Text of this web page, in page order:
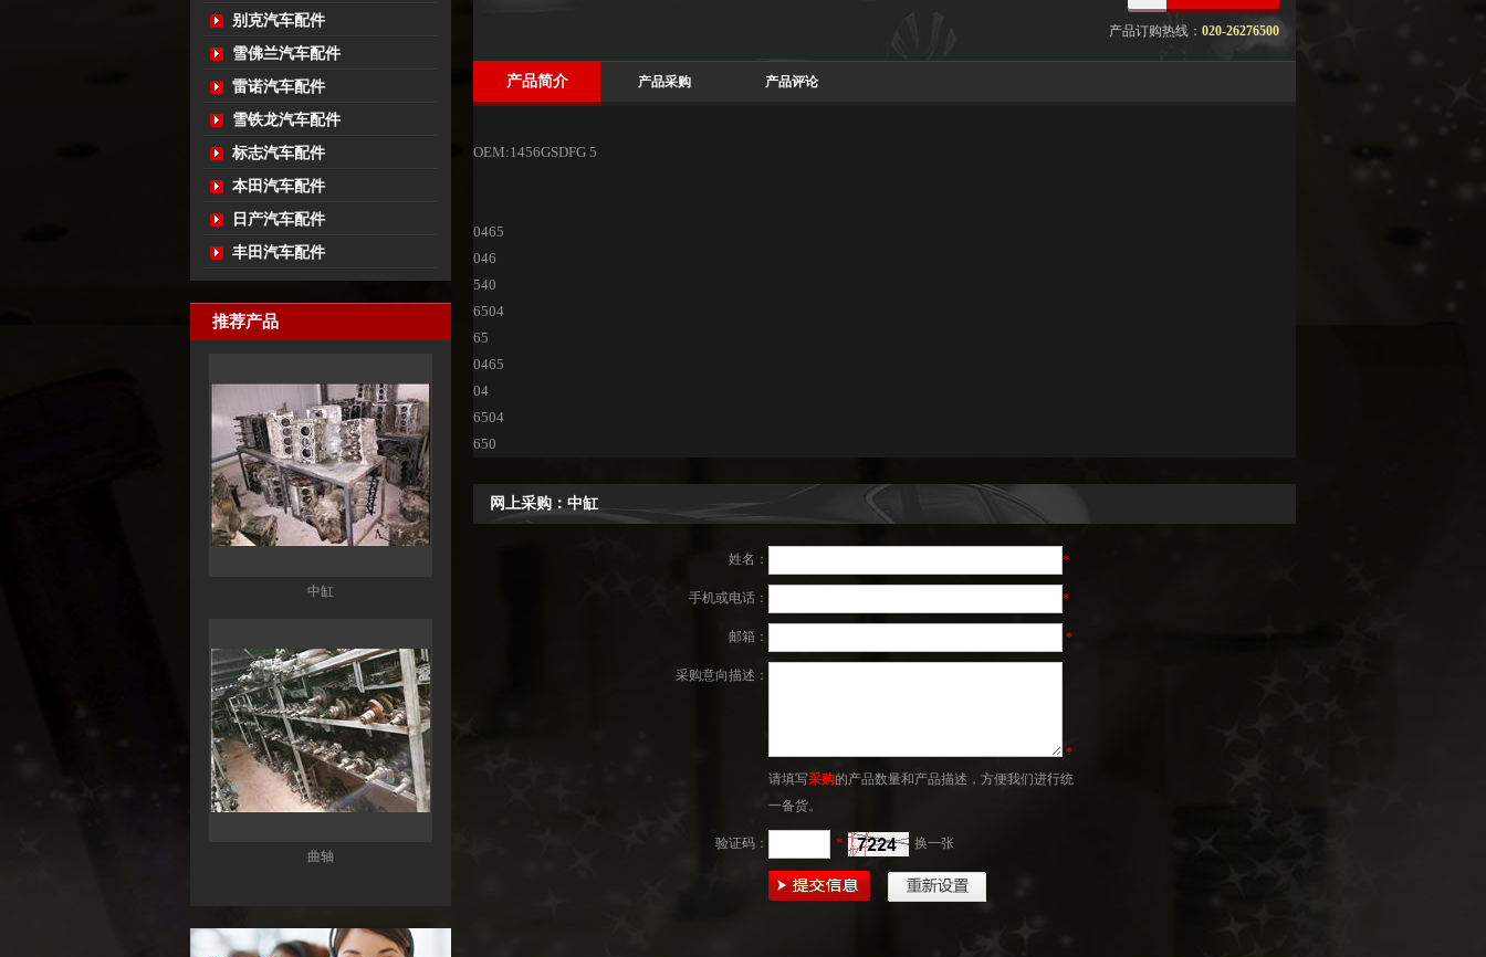
别克汽车配件
雪佛兰汽车配件
雷诺汽车配件
雪铁龙汽车配件
标志汽车配件
本田汽车配件
日产汽车配件
丰田汽车配件
推荐产品
曲轴
宝马X3分动箱/器ATC13-ATC450-ATC45L-
产品订购热线： 020-26276500
产品简介 产品采购 产品评论
OEM:1456GSDFG 5
0465
046
540
6504
65
0465
04
6504
650
网上采购：中缸
姓名： *
手机或电话： *
邮箱： *
采购意向描述：
*
请填写采购的产品数量和产品描述，方便我们进行统
一备货。
验证码： * 换一张